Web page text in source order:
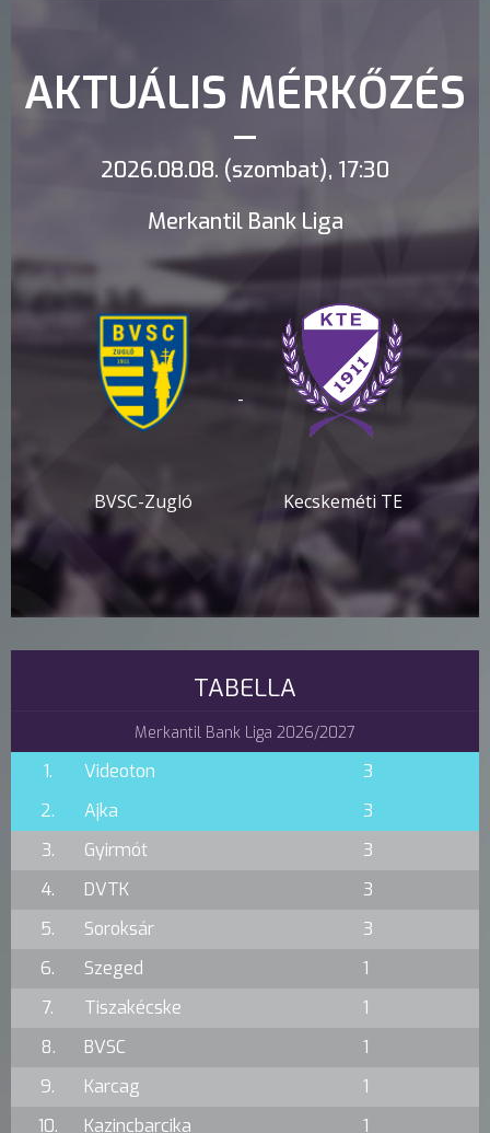
AKTUÁLIS MÉRKŐZÉS
2026.08.08. (szombat), 17:30
Merkantil Bank Liga
BVSC-Zugló
-
Kecskeméti TE
TABELLA
Merkantil Bank Liga 2026/2027
1. Videoton
3
2.
Ajka
3
3.
Gyirmót
3
4.
DVTK
3
5.
Soroksár
3
6.
Szeged
1
7.
Tiszakécske
1
8.
BVSC
1
9.
Karcag
1
10.
Kazincbarcika 1